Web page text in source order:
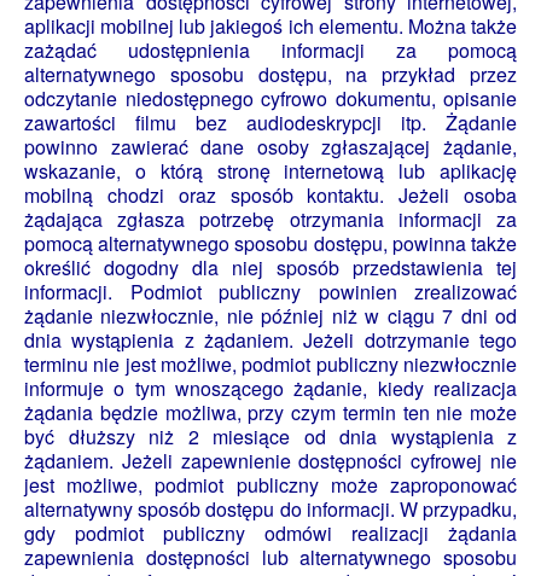
aplikacji mobilnej lub jakiegoś ich elementu. Można także
zażądać udostępnienia informacji za pomocą
alternatywnego sposobu dostępu, na przykład przez
odczytanie niedostępnego cyfrowo dokumentu, opisanie
zawartości filmu bez audiodeskrypcji itp. Żądanie
powinno zawierać dane osoby zgłaszającej żądanie,
wskazanie, o którą stronę internetową lub aplikację
mobilną chodzi oraz sposób kontaktu. Jeżeli osoba
żądająca zgłasza potrzebę otrzymania informacji za
pomocą alternatywnego sposobu dostępu, powinna także
określić dogodny dla niej sposób przedstawienia tej
informacji. Podmiot publiczny powinien zrealizować
żądanie niezwłocznie, nie później niż w ciągu 7 dni od
dnia wystąpienia z żądaniem. Jeżeli dotrzymanie tego
terminu nie jest możliwe, podmiot publiczny niezwłocznie
informuje o tym wnoszącego żądanie, kiedy realizacja
żądania będzie możliwa, przy czym termin ten nie może
być dłuższy niż 2 miesiące od dnia wystąpienia z
żądaniem. Jeżeli zapewnienie dostępności cyfrowej nie
jest możliwe, podmiot publiczny może zaproponować
alternatywny sposób dostępu do informacji. W przypadku,
gdy podmiot publiczny odmówi realizacji żądania
zapewnienia dostępności lub alternatywnego sposobu